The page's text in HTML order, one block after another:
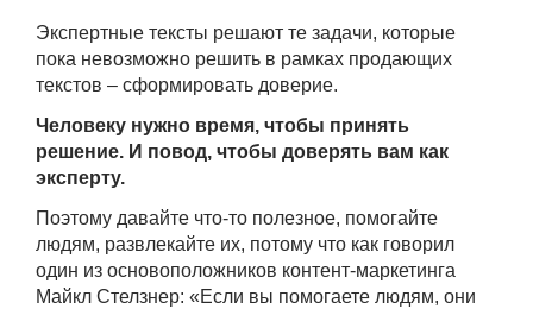
Экспертные тексты решают те задачи, которые
пока невозможно решить в рамках продающих
текстов – сформировать доверие.
Человеку нужно время, чтобы принять
решение. И повод, чтобы доверять вам как
эксперту.
Поэтому давайте что-то полезное, помогайте
людям, развлекайте их, потому что как говорил
один из основоположников контент-маркетинга
Майкл Стелзнер: «Если вы помогаете людям, они